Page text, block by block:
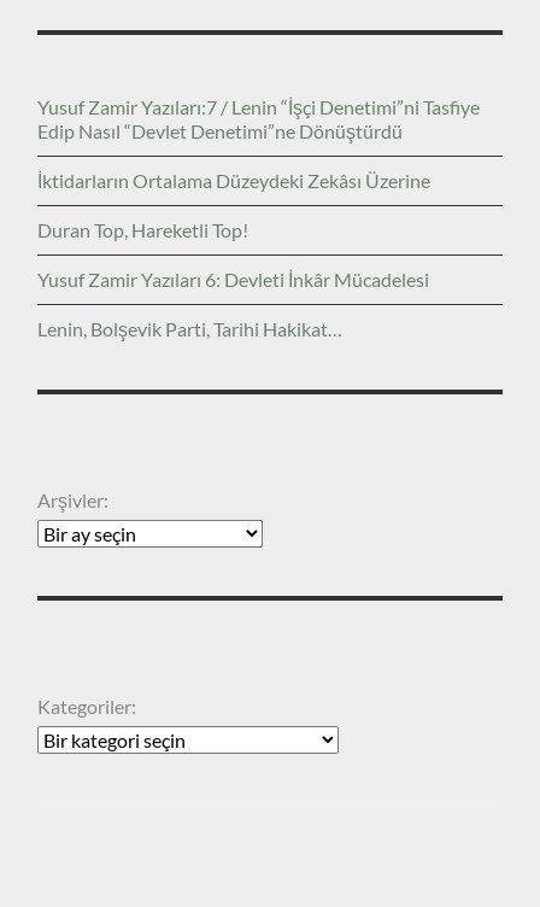
Yusuf Zamir Yazıları:7 / Lenin “İşçi Denetimi”ni Tasfiye
Edip Nasıl “Devlet Denetimi”ne Dönüştürdü
İktidarların Ortalama Düzeydeki Zekâsı Üzerine
Duran Top, Hareketli Top!
Yusuf Zamir Yazıları 6: Devleti İnkâr Mücadelesi
Lenin, Bolşevik Parti, Tarihi Hakikat…
Arşivler:
Kategoriler: